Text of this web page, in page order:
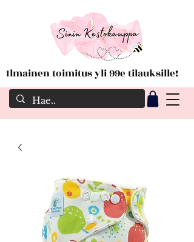
Ilmainen toimitus yli 99e tilauksille!